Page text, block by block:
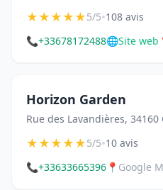
★★★★★5/5•108 avis
📞+33678172488🌐Site web
Horizon Garden
Rue des Lavandières, 34160
★★★★★5/5•10 avis
📞+33633665396 📍 Google